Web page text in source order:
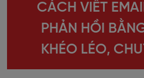
CÁCH VIẾT
PHẢN HỒI
KHÉO LÉO,